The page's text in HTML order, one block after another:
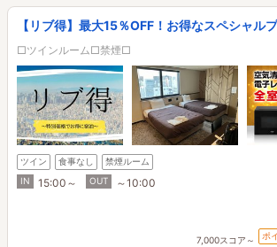
【リブ得】最大15％OFF！お得なスペシャル
□ツインルーム□禁煙□
ツイン 食事なし
禁煙ルーム
IN
15:00～ OUT ～10:00
7,000スコア～ ポ